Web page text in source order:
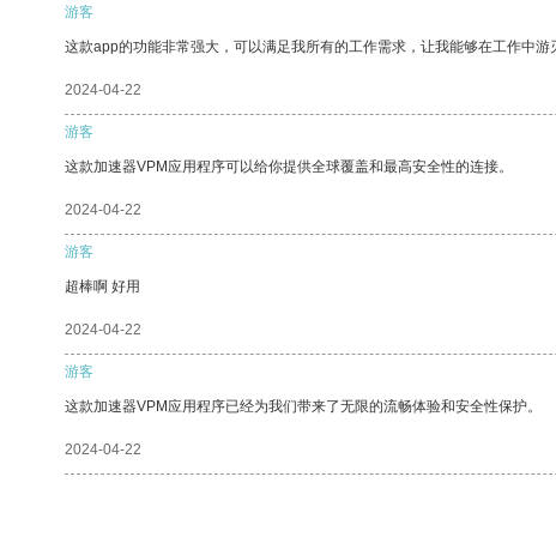
游客
这款app的功能非常强大，可以满足我所有的工作需求，让我能够在工作中游
2024-04-22
游客
这款加速器VPM应用程序可以给你提供全球覆盖和最高安全性的连接。
2024-04-22
游客
超棒啊 好用
2024-04-22
游客
这款加速器VPM应用程序已经为我们带来了无限的流畅体验和安全性保护。
2024-04-22